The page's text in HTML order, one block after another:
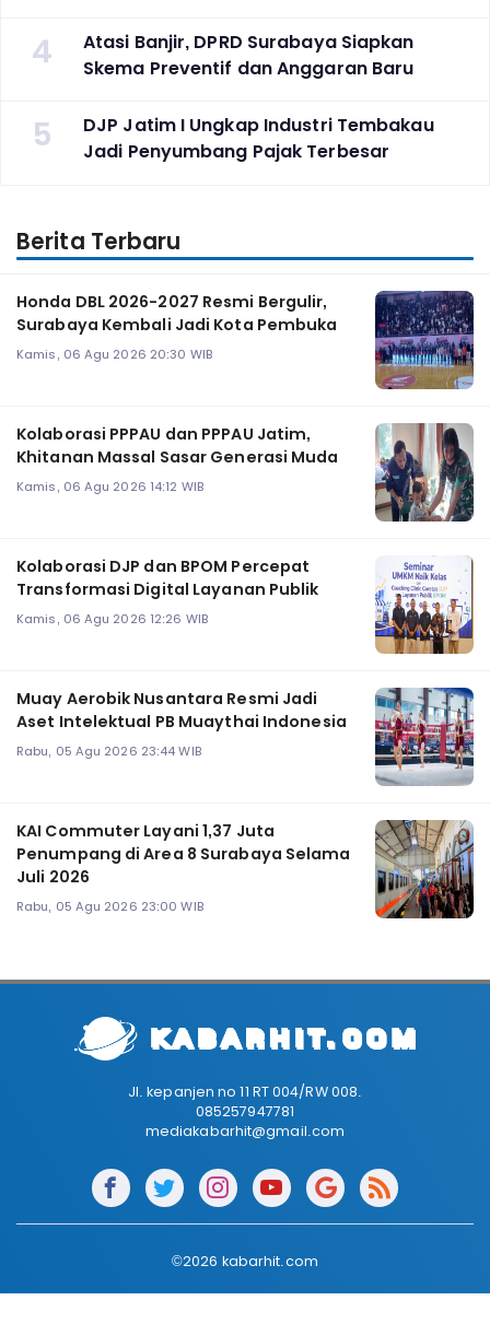
4
Atasi Banjir, DPRD Surabaya Siapkan
Skema Preventif dan Anggaran Baru
5
DJP Jatim I Ungkap Industri Tembakau
Jadi Penyumbang Pajak Terbesar
Berita Terbaru
Honda DBL 2026-2027 Resmi Bergulir,
Surabaya Kembali Jadi Kota Pembuka
Kamis, 06 Agu 2026 20:30 WIB
Kolaborasi PPPAU dan PPPAU Jatim,
Khitanan Massal Sasar Generasi Muda
Kamis, 06 Agu 2026 14:12 WIB
Kolaborasi DJP dan BPOM Percepat
Transformasi Digital Layanan Publik
Kamis, 06 Agu 2026 12:26 WIB
Muay Aerobik Nusantara Resmi Jadi
Aset Intelektual PB Muaythai Indonesia
Rabu, 05 Agu 2026 23:44 WIB
KAI Commuter Layani 1,37 Juta
Penumpang di Area 8 Surabaya Selama
Juli 2026
Rabu, 05 Agu 2026 23:00 WIB
Jl. kepanjen no 11 RT 004/RW 008.
085257947781
mediakabarhit@gmail.com
©2026 kabarhit.com